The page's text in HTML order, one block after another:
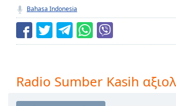
currently
behind
LIVE
Remaining
Time-
Playback
Bahasa Indonesia
Radio Sumber Kasih